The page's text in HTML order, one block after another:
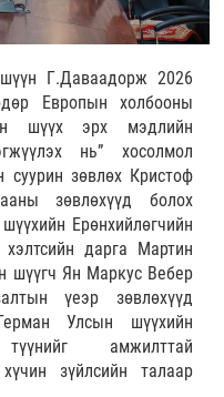
Г.Даваадорж 2026
Европын холбооны
шүүх эрх мэдлийн
нь” хосолмол
суурин зөвлөх Кристоф
зөвлөхүүд болох
Ерөнхийлөгчийн
дарга Мартин
шүүгч Ян Маркус Вебер
үеэр зөвлөхүүд
Улсын шүүхийн
амжилттай
зүйлсийн талаар